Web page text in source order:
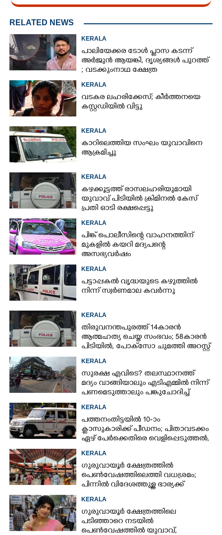
RELATED NEWS
KERALA
പാലിയേക്കര ടോൾ പ്ലാസ കടന്ന്
അർജുൻ ആയങ്കി,​ ദൃശ്യങ്ങൾ പുറത്ത്
; വടക്കുംനാഥ ക്ഷേത്ര
മൈതാനത്തുണ്ടെന്ന് ഫേസ്ബുക്ക്
പോസ്റ്റ്
KERALA
വടകര ലഹരിക്കേസ്; കീർത്തനയെ
കസ്റ്റഡിയിൽ വിട്ടു
KERALA
കാറിലെത്തിയ സംഘം യുവാവിനെ
ആക്രമിച്ചു
KERALA
കഴക്കൂട്ടത്ത് രാസലഹരിയുമായി
യുവാവ് പിടിയിൽ ക്രിമിനൽ കേസ്
പ്രതി ഓടി രക്ഷപ്പെട്ടു
KERALA
പിങ്ക് പൊലീസിന്റെ വാഹനത്തിന്
മുകളിൽ കയറി മദ്യപന്റെ
അസഭ്യവ‌ർഷം
KERALA
പട്ടാപ്പകൽ വൃദ്ധയുടെ കഴുത്തിൽ
നിന്ന് സ്വർണമാല കവർന്നു
KERALA
തിരുവനന്തപുരത്ത് 14കാരൻ
ആത്മഹത്യ ചെയ്ത സംഭവം; 58കാരൻ
പിടിയിൽ, പോക്‌സോ ചുമത്തി അറസ്റ്റ്
KERALA
സുരക്ഷ എവിടെ?​ തലസ്ഥാനത്ത്
മദ്യം വാങ്ങിയാലും എടിഎമ്മിൽ നിന്ന്
പണമെടുത്താലും പങ്കുചോദിച്ച്
സാമൂഹ്യവിരുദ്ധർ
KERALA
പത്തനംതിട്ടയിൽ 10-ാം
ക്ലാസുകാരിക്ക് പീഡനം; പിതാവടക്കം
ഏഴ് പേർക്കെതിരെ വെളിപ്പെടുത്തൽ,
മൂന്നുപേർ അറസ്റ്റിൽ
KERALA
ഗുരുവായൂർ ക്ഷേത്രത്തിൽ
പെൺവേഷത്തിലെത്തി വധശ്രമം;
പിന്നിൽ വിദേശത്തുള്ള ഭാര്യക്ക്
ചിത്രങ്ങൾ അയച്ചതിലെ പക
KERALA
ഗുരുവായൂർ ക്ഷേത്രത്തിലെ
പടിഞ്ഞാറെ നടയിൽ
പെൺവേഷത്തിൽ യുവാവ്,​